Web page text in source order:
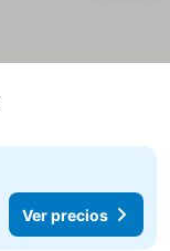
Ver precios